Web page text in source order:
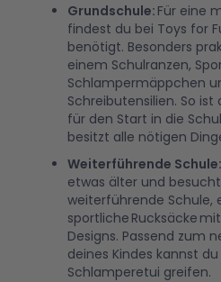
Grundschule: Für eine
findest du bei Toys for
benötigt. Besonders
einem Schulranzen,
Schlampermäppchen
Schreibutensilien. So
für den Start in die
besitzt alle nötigen
Weiterführende Schule:
etwas älter und
weiterführende Schule,
sportliche Rucksäcke
Designs. Passend zum
deines Kindes kannst
Schlamperetui greifen.